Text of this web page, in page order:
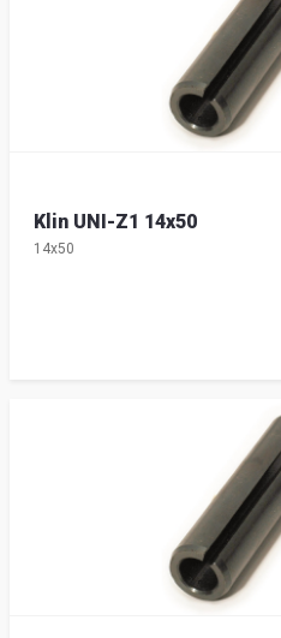
Klin UNI-Z1 14x50
14x50